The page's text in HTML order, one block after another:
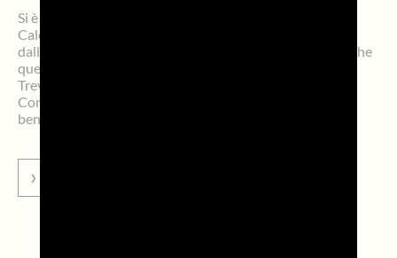
Si è chiusa con un nuovo record la nona edizione di
Calendario Perazza, il progetto di solidarietà promosso
dall’agenzia di comunicazione trevigiana Perazza srl. Anche
quest’anno atlete e atleti di Benetton Rugby, Nutribullet
Treviso Basket e Prosecco Doc A. Carraro Imoco
Conegliano hanno prestato il proprio volto al calendario
benefico. I fondi raccolti quest’anno a […]